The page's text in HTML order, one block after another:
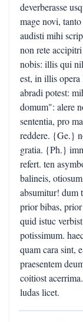
deverberasse
mage novi,
audisti mihi
non rete
nobis: illis qui
est, in illis
abradi potest:
domum": alere
sententia, pro
reddere. {Ge.}
gratia. {Ph.}
refert. ten
balineis,
absumitur! dum
prior bibas,
quid istuc
potissimum.
quam cara sint,
praesentem
coitiost
ludas licet.